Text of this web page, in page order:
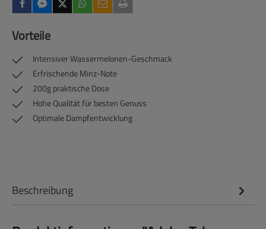
Vorteile
Intensiver Wassermelonen-Geschmack
Erfrischende Minz-Note
200g praktische Dose
Hohe Qualität für besten Genuss
Optimale Dampfentwicklung
Beschreibung